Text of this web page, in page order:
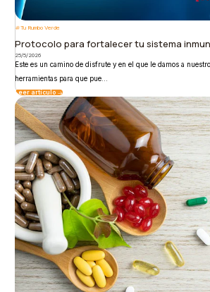
Tu Rumbo Verde
Protocolo para fortalecer tu sistema
25/5/2026
Este es un camino de disfrute y en el que le damos a
herramientas para que pue...
Leer artículo